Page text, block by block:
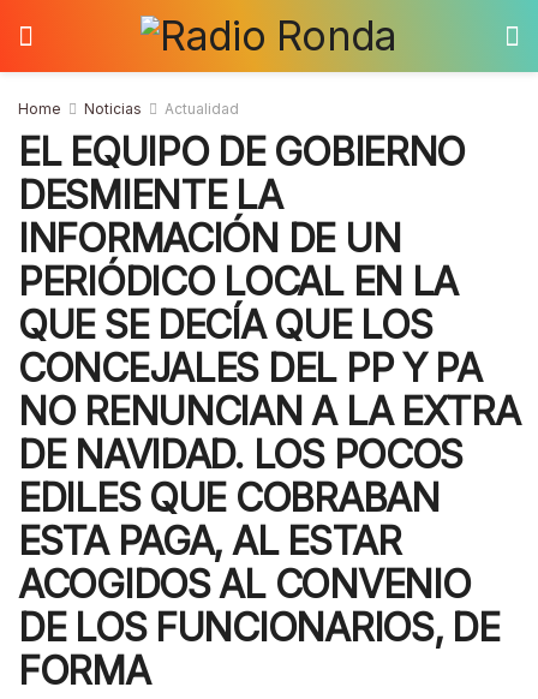
Home Noticias Actualidad
EL EQUIPO DE GOBIERNO
DESMIENTE LA
INFORMACIÓN DE UN
PERIÓDICO LOCAL EN LA
QUE SE DECÍA QUE LOS
CONCEJALES DEL PP Y PA
NO RENUNCIAN A LA EXTRA
DE NAVIDAD. LOS POCOS
EDILES QUE COBRABAN
ESTA PAGA, AL ESTAR
ACOGIDOS AL CONVENIO
DE LOS FUNCIONARIOS, DE
FORMA